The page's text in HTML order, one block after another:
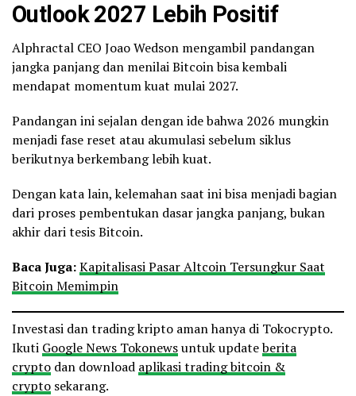
Outlook 2027 Lebih Positif
Alphractal CEO Joao Wedson mengambil pandangan
jangka panjang dan menilai Bitcoin bisa kembali
mendapat momentum kuat mulai 2027.
Pandangan ini sejalan dengan ide bahwa 2026 mungkin
menjadi fase reset atau akumulasi sebelum siklus
berikutnya berkembang lebih kuat.
Dengan kata lain, kelemahan saat ini bisa menjadi bagian
dari proses pembentukan dasar jangka panjang, bukan
akhir dari tesis Bitcoin.
Baca Juga:Kapitalisasi Pasar Altcoin Tersungkur Saat
Bitcoin Memimpin
Investasi dan trading kripto aman hanya di Tokocrypto.
Ikuti Google News Tokonewsuntuk updateberita
crypto dan download aplikasi trading bitcoin &
crypto sekarang.